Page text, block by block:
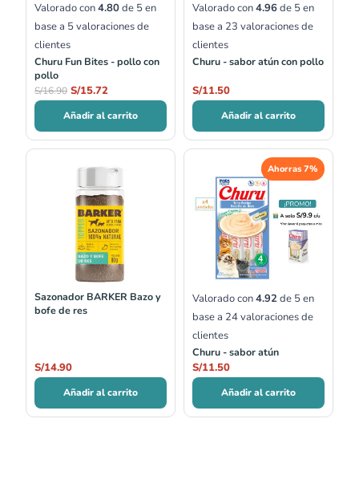
Valorado con4.80de 5 en
base a 5valoraciones de
clientes
Churu Fun Bites - pollo con
pollo
S/16.90 S/15.72
Añadir al carrito
Valorado con4.96de 5 en
base a 23 valoraciones de
clientes
Churu - sabor atún con pollo
S/11.50
Añadir al carrito
Sazonador BARKER Bazo y
bofe de res
S/14.90
Añadir al carrito
Ahorras 7%
Valorado con4.92de 5 en
base a 24valoraciones de
clientes
Churu - sabor atún
S/11.50
Añadir al carrito